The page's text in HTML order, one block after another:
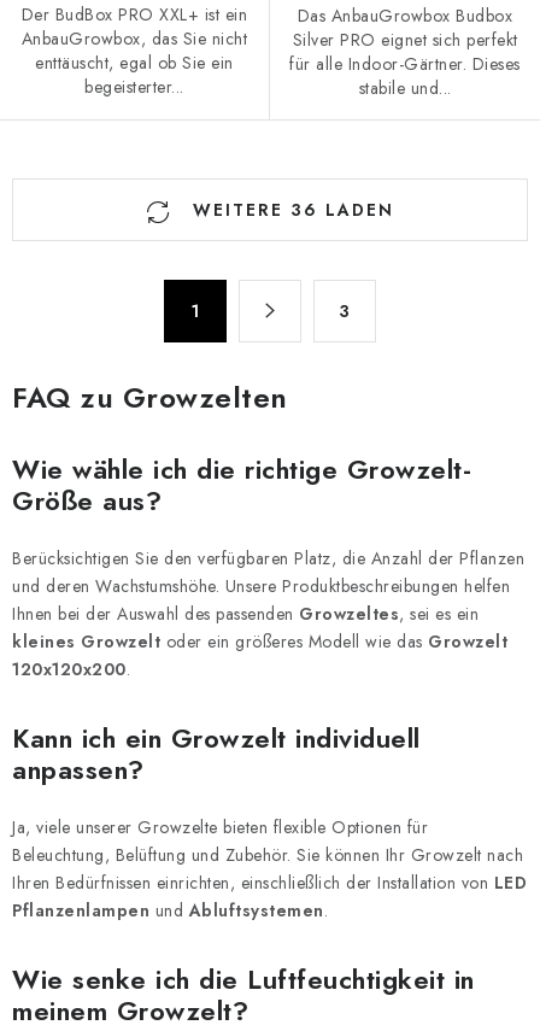
Der BudBox PRO XXL+ ist ein
AnbauGrowbox, das Sie nicht
enttäuscht, egal ob Sie ein
begeisterter...
Das AnbauGrowbox Budbox
Silver PRO eignet sich perfekt
für alle Indoor-Gärtner. Dieses
stabile und...
S
e
l
m
e
t
e
d
e
L
i
s
t
e
WEITERE 36 LADEN
n
e
r
n
g
1 3
FAQ zu Growzelten
Wie wähle ich die richtige Growzelt-
Größe aus?
Berücksichtigen Sie den verfügbaren Platz, die Anzahl der Pflanzen
und deren Wachstumshöhe. Unsere Produktbeschreibungen helfen
Ihnen bei der Auswahl des passenden Growzeltes, sei es ein
kleines Growzelt oder ein größeres Modell wie das Growzelt
120x120x200.
Kann ich ein Growzelt individuell
anpassen?
Ja, viele unserer Growzelte bieten flexible Optionen für
Beleuchtung, Belüftung und Zubehör. Sie können Ihr Growzelt nach
Ihren Bedürfnissen einrichten, einschließlich der Installation von LED
Pflanzenlampen undAbluftsystemen.
Wie senke ich die Luftfeuchtigkeit in
meinem Growzelt?